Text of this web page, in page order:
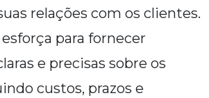
relações com os clientes.
para fornecer
e precisas sobre os
custos, prazos e